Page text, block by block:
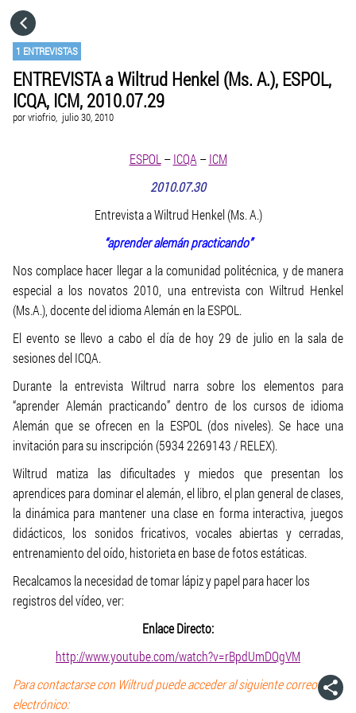
1 ENTREVISTAS
ENTREVISTA a Wiltrud Henkel (Ms. A.), ESPOL,
ICQA, ICM, 2010.07.29
porvriofrio, julio 30, 2010
ESPOL –ICQA –ICM
2010.07.30
Entrevista a Wiltrud Henkel (Ms. A.)
“aprender alemán practicando”
Nos complace hacer llegar a la comunidad politécnica, y de manera
especial a los novatos 2010, una entrevista con Wiltrud Henkel
(Ms.A.), docente del idioma Alemán en la ESPOL.
El evento se llevo a cabo el día de hoy 29 de julio en la sala de
sesiones del ICQA.
Durante la entrevista Wiltrud narra sobre los elementos para
“aprender Alemán practicando” dentro de los cursos de idioma
Alemán que se ofrecen en la ESPOL (dos niveles). Se hace una
invitación para su inscripción (5934 2269143 / RELEX).
Wiltrud matiza las dificultades y miedos que presentan los
aprendices para dominar el alemán, el libro, el plan general de clases,
la dinámica para mantener una clase en forma interactiva, juegos
didácticos, los sonidos fricativos, vocales abiertas y cerradas,
entrenamiento del oído, historieta en base de fotos estáticas.
Recalcamos la necesidad de tomar lápiz y papel para hacer los
registros del vídeo, ver:
Enlace Directo:
http://www.youtube.com/watch?v=rBpdUmDQgVM
Para contactarse con Wiltrud puede acceder al siguiente correo
electrónico:
CATEGORÍAS
VISITA EL SITIO WEB